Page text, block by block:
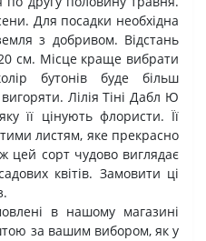
Для посадки необхідна
з добривом. Відстань
см. Місце краще вибрати
бутонів буде більш
Лілія Тіні Дабл Ю
її цінують флористи. Її
листям, яке прекрасно
цей сорт чудово виглядає
квітів. Замовити ці
в нашому магазині
за вашим вибором, як у